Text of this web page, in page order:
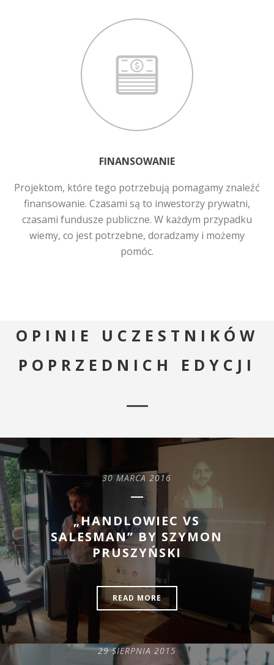
FINANSOWANIE
Projektom, które tego potrzebują pomagamy znaleźć
finansowanie. Czasami są to inwestorzy prywatni,
czasami fundusze publiczne. W każdym przypadku
wiemy, co jest potrzebne, doradzamy i możemy
pomóc.
OPINIE UCZESTNIKÓW
POPRZEDNICH EDYCJI
30 MARCA 2016
„HANDLOWIEC VS
SALESMAN” BY SZYMON
PRUSZYŃSKI
READ MORE
29 SIERPNIA 2015